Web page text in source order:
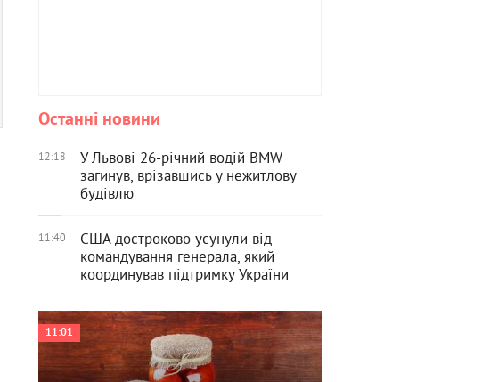
Останні новини
12:18
У Львові 26-річний водій BMW
загинув, врізавшись у нежитлову
будівлю
11:40
США достроково усунули від
командування генерала, який
координував підтримку України
11:01